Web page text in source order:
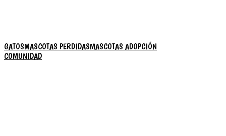
GATOSMASCOTAS PERDIDASMASCOTAS ADOPCIÓN
COMUNIDAD